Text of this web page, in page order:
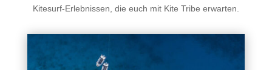
Kitesurf-Erlebnissen, die euch mit Kite Tribe erwarten.